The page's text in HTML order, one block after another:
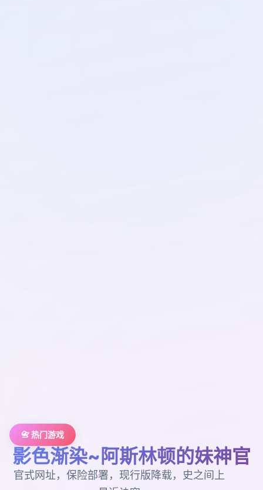
📇 热门游戏
影色渐染~阿斯林顿的妹神官
官式网址，保险部署，现行版降载，史之间上